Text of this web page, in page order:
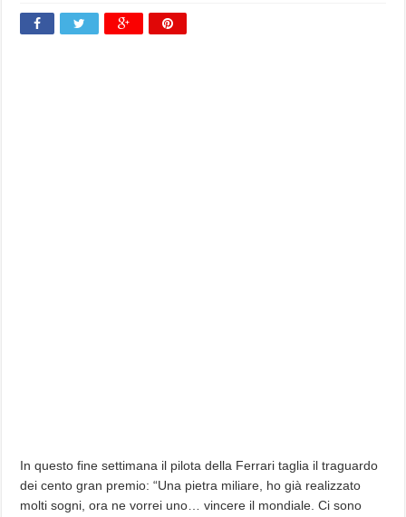
In questo fine settimana il pilota della Ferrari taglia il traguardo
dei cento gran premio: “Una pietra miliare, ho già realizzato
molti sogni, ora ne vorrei uno… vincere il mondiale. Ci sono